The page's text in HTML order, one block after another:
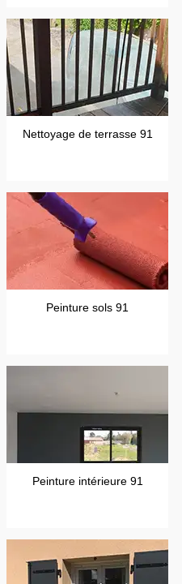
Nettoyage de terrasse 91
Peinture sols 91
Peinture intérieure 91